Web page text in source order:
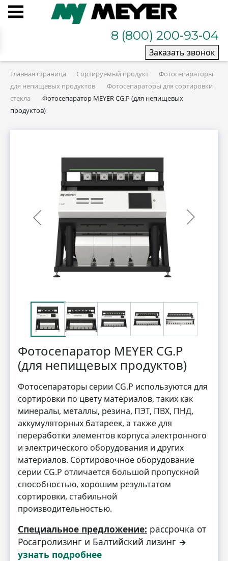
8 (800) 200-93-04
Заказать звонок
Главная страница Сортируемый продукт
Фотосепараторы
для непищевых продуктов
Фотосепараторы для сортировки
стекла
Фотосепаратор MEYER CG.P (для непищевых
продуктов)
Фотосепаратор MEYER CG.P
(для непищевых продуктов)
Фотосепараторы серии CG.P используются для
сортировки по цвету материалов, таких как
минералы, металлы, резина, ПЭТ, ПВХ, ПНД,
аккумуляторных батареек, а также для
переработки элементов корпуса электронного
и электрического оборудования и других
материалов. Сортировочное оборудование
серии CG.Р отличается большой пропускной
способностью, хорошим результатом
сортировки, стабильной
производительностью.
Специальное предложение: рассрочка от
Росагролизинг и Балтийский лизинг →
узнать подробнее